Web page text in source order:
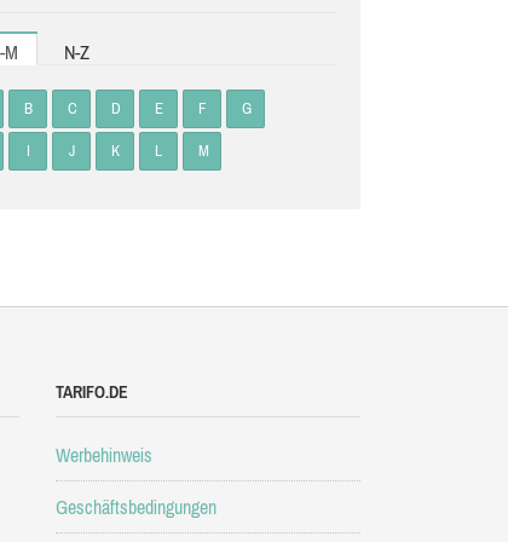
M N-Z
B C D E F G
I J K L M
TARIFO.DE
Werbehinweis
Geschäftsbedingungen